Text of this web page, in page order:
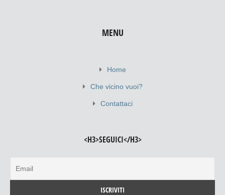
MENU
Home
Che vicino vuoi?
Contattaci
<H3>SEGUICI</H3>